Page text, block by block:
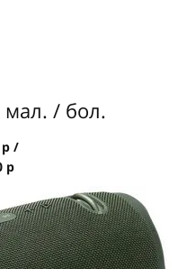
мал. / бол.
р /
р